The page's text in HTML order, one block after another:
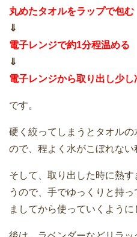
丸めたタオルをラップで包む
⇓
電子レンジで約1分程温める
⇓
電子レンジから取り出し少し
です。
硬く絞ってしまうとタオル
ので、程よく水がこぼれない
そして、取り出した時に熱
うので、手でゆっくりと持
ましてから使っていくように